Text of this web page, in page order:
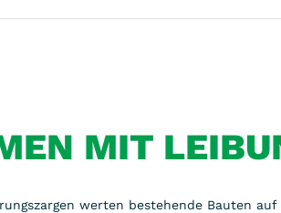
MIT
werten bestehende Bauten